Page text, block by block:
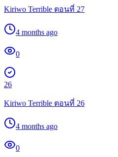
Kiriwo Terrible ตอนที่ 27
4 months ago
0
26
Kiriwo Terrible ตอนที่ 26
4 months ago
0